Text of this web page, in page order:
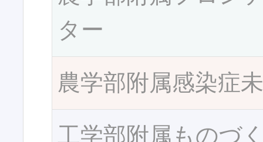
ター
農学部附属感染症
工学部附属ものづ